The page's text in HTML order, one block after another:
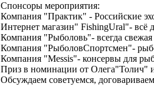
Спонсоры мероприятия:
Компания "Практик" - Российские
Интернет магазин" FishingUral"- всё
Компания "Рыболовь"- всегда
Компания "РыболовСпортсмен"-
Компания "Messis"- консервы для
Приз в номинации от
Обсуждаем советуемся,